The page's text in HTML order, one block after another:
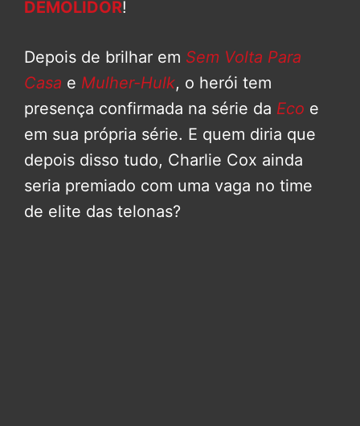
DEMOLIDOR!
Depois de brilhar em Sem Volta Para
Casa e Mulher-Hulk, o herói tem
presença confirmada na série da Eco e
em sua própria série. E quem diria que
depois disso tudo, Charlie Cox ainda
seria premiado com uma vaga no time
de elite das telonas?